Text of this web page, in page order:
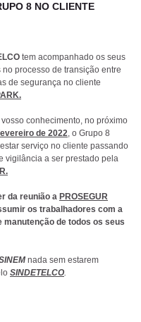
8 NO CLIENTE
tem acompanhado os seus
no processo de transição entre
de segurança no cliente
conhecimento, no próximo
de 2022, o Grupo 8
serviço no cliente passando
vigilância a ser prestado pela
da reunião a PROSEGUR
os trabalhadores com a
manutenção de todos os seus
nada sem estarem
SINDETELCO.